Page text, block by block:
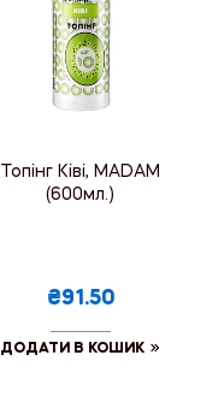
Топінг Ківі, MADAM
(600мл.)
₴91.50
ДОДАТИ В КОШИК